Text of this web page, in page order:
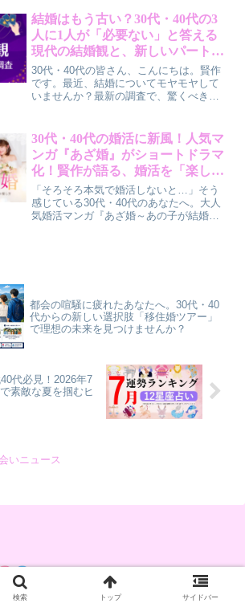
画について賢作が解説します。
結婚はもう古い？30代・40代の3
人に1人が「必要ない」と答える
現代の結婚観と、新しいパートナ
ーシップの形とは【賢作コラム】
30代・40代の皆さん、こんにちは。賢作
です。最近、結婚についてモヤモヤして
いませんか？最新の調査で、驚くべきこ
では、なぜそう感じるのか、そして結婚
にこだわらない人たちが求める理想のパ
ートナーシップについて、深掘りしてい
きます。あなたのこれからの関係性を考
えるヒントになるかもしれません。
30代・40代の婚活に新風！人気マ
ンガ『あざ婚』がショートドラマ
化！賢作が語る、婚活を「楽しめ
る」ヒント
「そろそろ本気で婚活しないと…」そう
感じている30代・40代のあなたへ。大人
気婚活マンガ『あざ婚～あの子が結婚で
都会の喧騒に疲れたあなたへ。30代・40
代からの新しい選択肢「移住婚ツアー」
で理想の未来を見つけませんか？
代必見！2026年7
素敵な夏を掴むヒ
いニュース
検索 トップ サイドバー